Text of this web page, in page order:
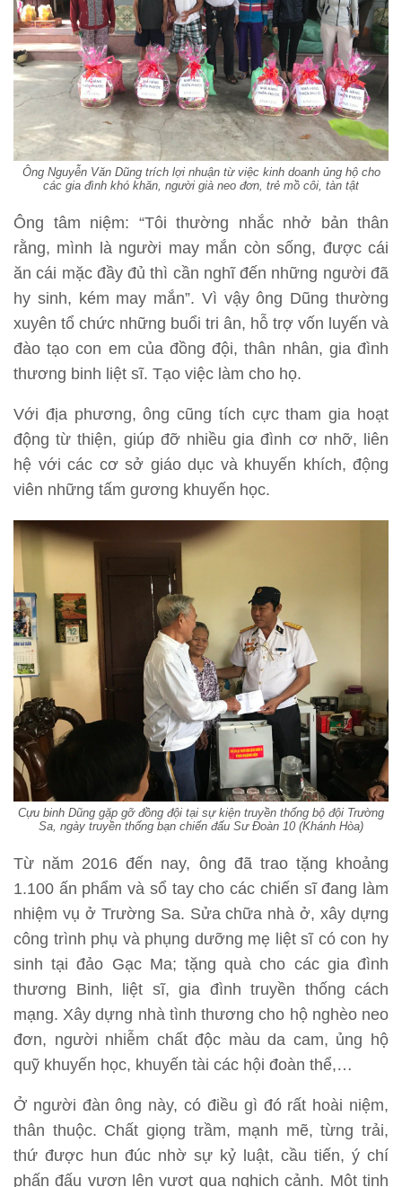
Ông Nguyễn Văn Dũng trích lợi nhuận từ việc kinh doanh ủng hộ cho
các gia đình khó khăn, người già neo đơn, trẻ mồ côi, tàn tật
Ông tâm niệm: “Tôi thường nhắc nhở bản thân
rằng, mình là người may mắn còn sống, được cái
ăn cái mặc đầy đủ thì cần nghĩ đến những người đã
hy sinh, kém may mắn”. Vì vậy ông Dũng thường
xuyên tổ chức những buổi tri ân, hỗ trợ vốn luyến và
đào tạo con em của đồng đội, thân nhân, gia đình
thương binh liệt sĩ. Tạo việc làm cho họ.
Với địa phương, ông cũng tích cực tham gia hoạt
động từ thiện, giúp đỡ nhiều gia đình cơ nhỡ, liên
hệ với các cơ sở giáo dục và khuyến khích, động
viên những tấm gương khuyến học.
Cựu binh Dũng gặp gỡ đồng đội tại sự kiện truyền thống bộ đội Trường
Sa, ngày truyền thống bạn chiến đấu Sư Đoàn 10 (Khánh Hòa)
Từ năm 2016 đến nay, ông đã trao tặng khoảng
1.100 ấn phẩm và sổ tay cho các chiến sĩ đang làm
nhiệm vụ ở Trường Sa. Sửa chữa nhà ở, xây dựng
công trình phụ và phụng dưỡng mẹ liệt sĩ có con hy
sinh tại đảo Gạc Ma; tặng quà cho các gia đình
thương Binh, liệt sĩ, gia đình truyền thống cách
mạng. Xây dựng nhà tình thương cho hộ nghèo neo
đơn, người nhiễm chất độc màu da cam, ủng hộ
quỹ khuyến học, khuyến tài các hội đoàn thể,…
Ở người đàn ông này, có điều gì đó rất hoài niệm,
thân thuộc. Chất giọng trầm, mạnh mẽ, từng trải,
thứ được hun đúc nhờ sự kỷ luật, cầu tiến, ý chí
phấn đấu vươn lên vượt qua nghịch cảnh. Một tinh